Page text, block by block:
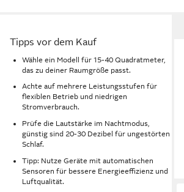
Tipps vor dem Kauf
Wähle ein Modell für 15-40 Quadratmeter,
das zu deiner Raumgröße passt.
Achte auf mehrere Leistungsstufen für
flexiblen Betrieb und niedrigen
Stromverbrauch.
Prüfe die Lautstärke im Nachtmodus,
günstig sind 20-30 Dezibel für ungestörten
Schlaf.
Tipp: Nutze Geräte mit automatischen
Sensoren für bessere Energieeffizienz und
Luftqualität.